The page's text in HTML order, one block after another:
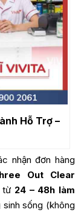
Hỗ Trợ –
nhận đơn hàng
Out Clear
từ 24 – 48h làm
sống (không